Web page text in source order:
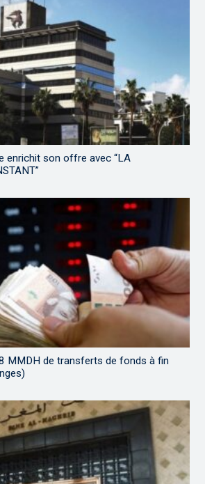
enrichit son offre avec “LA
MMDH de transferts de fonds à fin